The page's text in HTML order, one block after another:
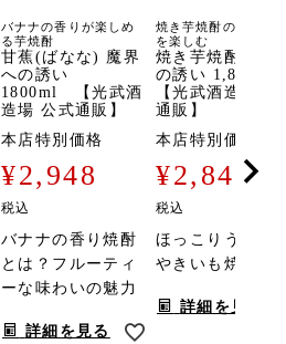
バナナの香りが楽しめ
る芋焼酎
甘蕉(ばなな) 魔界
への誘い
1800ml 【光武酒
造場 公式通販】
本店特別価格
¥2,948
税込
バナナの香り焼酎
とは？フルーティ
ーな味わいの魅力
詳細を見る
焼き芋焼酎の香ばし
を楽しむ
焼き芋焼酎 魔界
の誘い 1,800ml
【光武酒造場 公
通販】
本店特別価格
¥2,849
税込
ほっこりうまい
やきいも焼酎。
詳細を見る